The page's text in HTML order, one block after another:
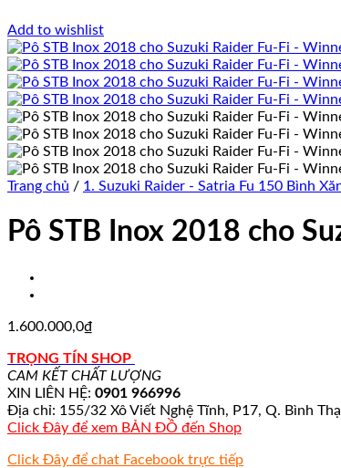
Add to wishlist
Trang chủ / 1. Suzuki Raider - Satria Fu 150 Bình
Pô STB Inox 2018 cho
1.600.000,0₫
TRỌNG TÍN SHOP
CAM KẾT CHẤT LƯỢNG
XIN LIÊN HỆ: 0901 966996
Địa chỉ: 155/32 Xô Viết Nghệ Tĩnh, P17, Q. Bình
Click Đây để xem BẢN ĐỒ đến Shop
Click Đây để chat Facebook trực tiếp